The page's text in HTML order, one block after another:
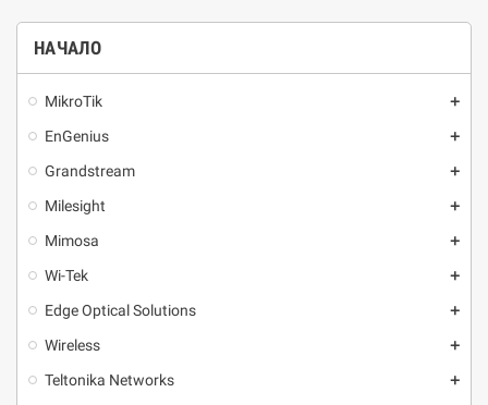
НАЧАЛО
MikroTik add
EnGenius add
Grandstream add
Milesight add
Mimosa add
Wi-Tek add
Edge Optical Solutions add
Wireless add
Teltonika Networks add